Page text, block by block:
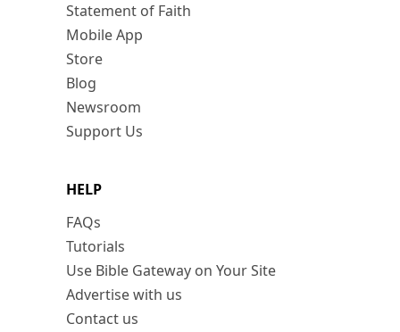
Statement of Faith
Mobile App
Store
Blog
Newsroom
Support Us
HELP
FAQs
Tutorials
Use Bible Gateway on Your Site
Advertise with us
Contact us